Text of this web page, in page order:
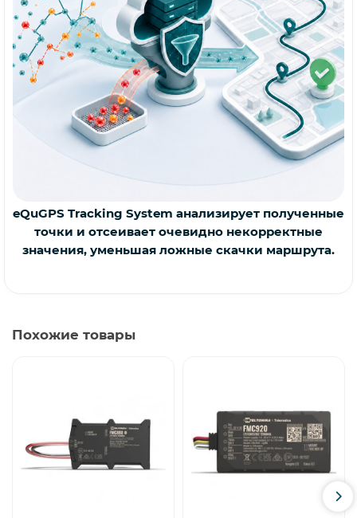
eQuGPS Tracking System анализирует полученные
точки и отсеивает очевидно некорректные
значения, уменьшая ложные скачки маршрута.
Похожие товары